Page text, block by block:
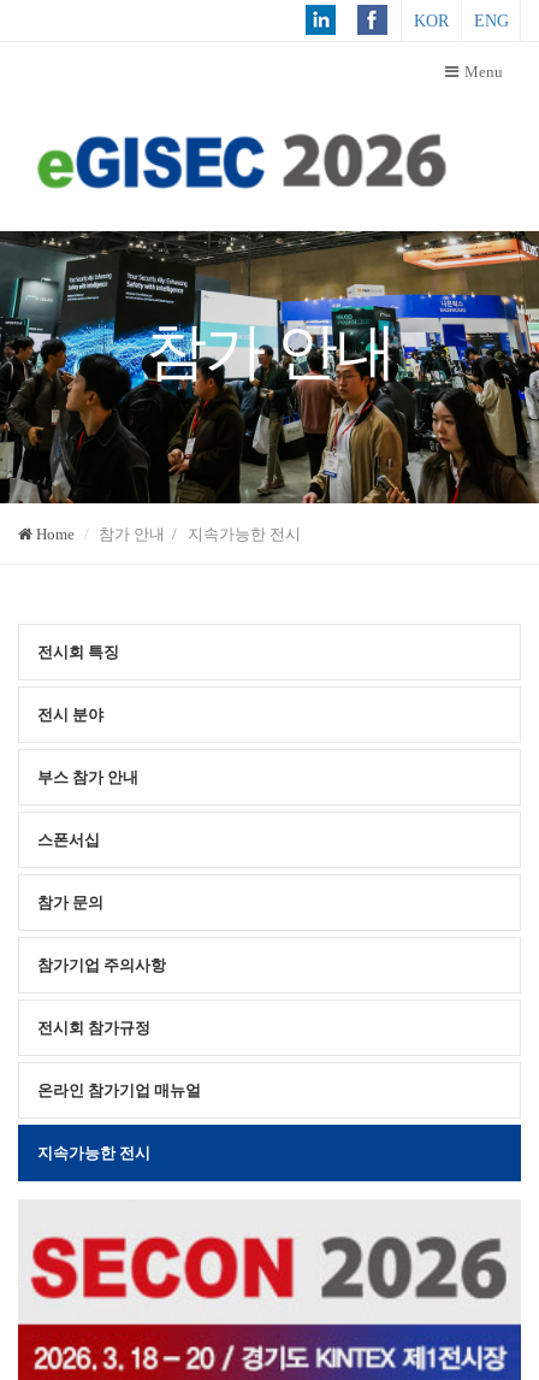
KOR ENG
Menu
참가 안내
Home 참가 안내 / 지속가능한 전시
전시회 특징
전시 분야
부스 참가 안내
스폰서십
참가 문의
참가기업 주의사항
전시회 참가규정
온라인 참가기업 매뉴얼
지속가능한 전시